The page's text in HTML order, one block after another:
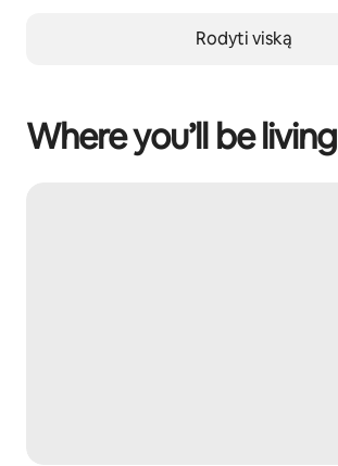
Rodyti viską
Where you’ll be living